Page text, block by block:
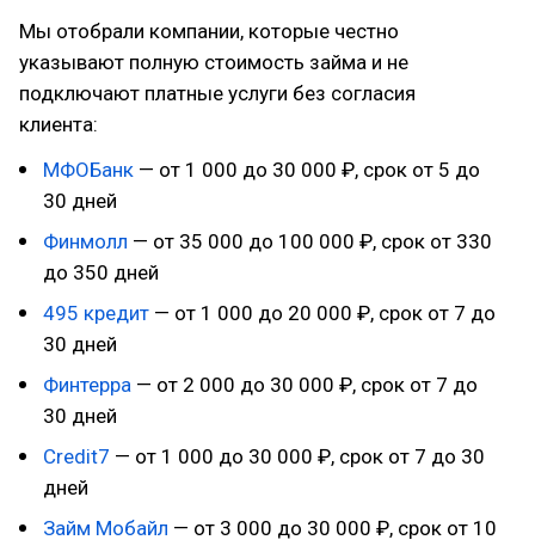
Мы отобрали компании, которые честно
указывают полную стоимость займа и не
подключают платные услуги без согласия
клиента:
МФОБанк — от 1 000 до 30 000 ₽, срок от 5 до
30 дней
Финмолл — от 35 000 до 100 000 ₽, срок от 330
до 350 дней
495 кредит — от 1 000 до 20 000 ₽, срок от 7 до
30 дней
Финтерра — от 2 000 до 30 000 ₽, срок от 7 до
30 дней
Credit7 — от 1 000 до 30 000 ₽, срок от 7 до 30
дней
Займ Мобайл — от 3 000 до 30 000 ₽, срок от 10